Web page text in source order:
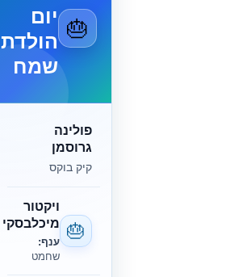
🎂 יום
הולדת
שמח
פולינה
גרוסמן
קיק בוקס
🎂
ויקטור
מיכלבסקי
ענף:
שחמט